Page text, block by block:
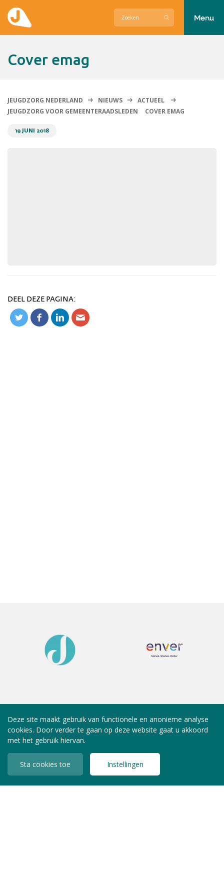
Menu
cover emag
JEUGDZORG NEDERLAND NIEUWS
ACTUEEL
JEUGDZORG VOOR GEMEENTERAADSLEDEN
COVER EMAG
19 JUNI 2018
DEEL DEZE PAGINA:
Deze site maakt gebruik van functionele en anonieme analyse
cookies. Door verder te gaan op deze website gaat u akkoord
met het gebruik hiervan.
Sta cookies toe Instellingen